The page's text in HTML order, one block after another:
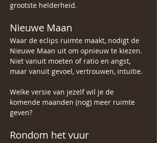
grootste helderheid.
Nieuwe Maan
Waar de eclips ruimte maakt, nodigt de
Nieuwe Maan uit om opnieuw te kiezen.
Niet vanuit moeten of ratio en angst,
maar vanuit gevoel, vertrouwen, intuïtie.
Welke versie van jezelf wil je de
komende maanden (nog) meer ruimte
geven?
Rondom het vuur